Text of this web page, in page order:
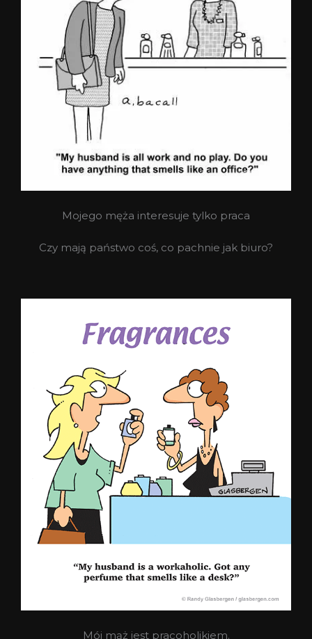
Mojego męża interesuje tylko praca
Czy mają państwo coś, co pachnie jak biuro?
Mój mąż jest pracoholikiem.